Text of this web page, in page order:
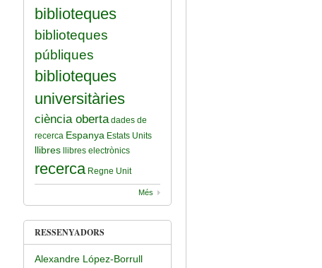
biblioteques
biblioteques
públiques
biblioteques
universitàries
ciència oberta dades de
recerca Espanya Estats Units
llibres llibres electrònics
recerca Regne Unit
Més
RESSENYADORS
Alexandre López-Borrull